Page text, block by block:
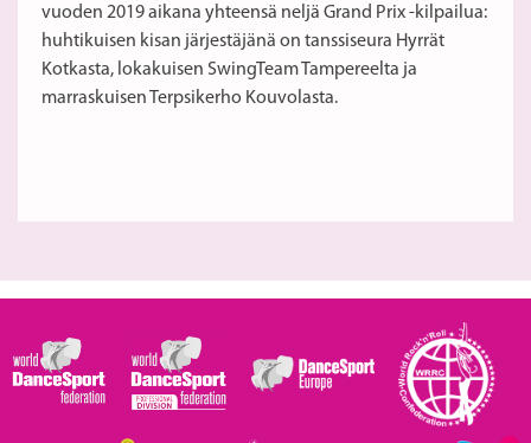
vuoden 2019 aikana yhteensä neljä Grand Prix -kilpailua:
huhtikuisen kisan järjestäjänä on tanssiseura Hyrrät
Kotkasta, lokakuisen SwingTeam Tampereelta ja
marraskuisen Terpsikerho Kouvolasta.